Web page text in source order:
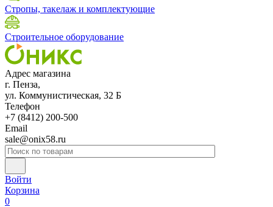
Стропы, такелаж и комплектующие
Строительное оборудование
Адрес магазина
г. Пенза,
ул. Коммунистическая, 32 Б
Телефон
+7 (8412) 200-500
Email
sale@onix58.ru
Войти
Корзина
0